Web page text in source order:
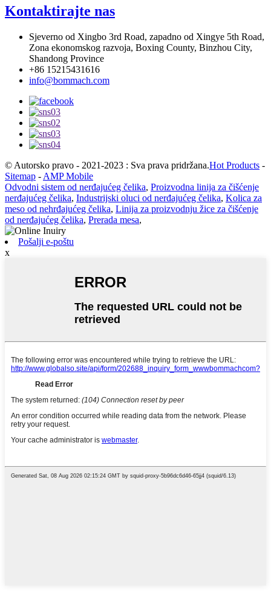
Kontaktirajte nas
Sjeverno od Xingbo 3rd Road, zapadno od Xingye 5th Road,
Zona ekonomskog razvoja, Boxing County, Binzhou City,
Shandong Province
+86 15215431616
info@bommach.com
© Autorsko pravo - 2021-2023 : Sva prava pridržana.Hot Products -
Sitemap - AMP Mobile
Odvodni sistem od nerđajućeg čelika, Proizvodna linija za čišćenje
nerđajućeg čelika, Industrijski oluci od nerđajućeg čelika, Kolica za
meso od nehrđajućeg čelika, Linija za proizvodnju žice za čišćenje
od nerđajućeg čelika, Prerada mesa,
Pošalji e-poštu
x